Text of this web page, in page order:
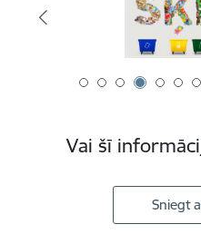
Vai šī
Sniegt